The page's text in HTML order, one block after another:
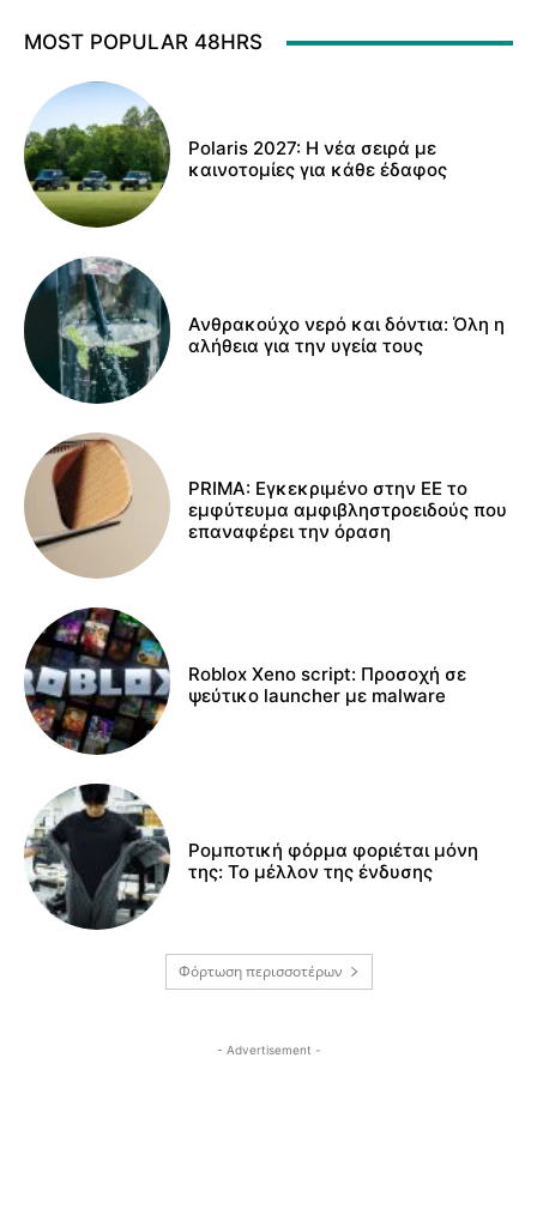
MOST POPULAR 48HRS
Polaris 2027: Η νέα σειρά με
καινοτομίες για κάθε έδαφος
Ανθρακούχο νερό και δόντια: Όλη η
αλήθεια για την υγεία τους
PRIMA: Εγκεκριμένο στην ΕΕ το
εμφύτευμα αμφιβληστροειδούς που
επαναφέρει την όραση
Roblox Xeno script: Προσοχή σε
ψεύτικο launcher με malware
Ρομποτική φόρμα φοριέται μόνη
της: Το μέλλον της ένδυσης
Φόρτωση περισσοτέρων
- Advertisement -